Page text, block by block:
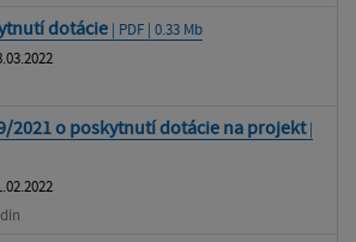
dotácie | PDF | 0.33 Mb
2021 o poskytnutí dotácie na projekt|